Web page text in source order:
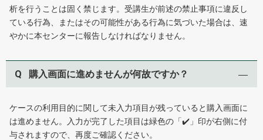
析を行うことは固く禁じます。受講生が前述の禁止事項に違反し
ている行為、またはその可能性がある行為に気づいた場合は、速
やかに本センターに報告しなければなりません。
Q 購入画面に進めませんが何故ですか？
ケースの利用目的に関して未入力項目が残っていると購入画面に
は進めません。入力が完了した項目は緑色の「✔️」印が右側に付
与されますので、再度ご確認ください。